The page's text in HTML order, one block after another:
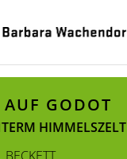
GODOT
HIMMELSZELT